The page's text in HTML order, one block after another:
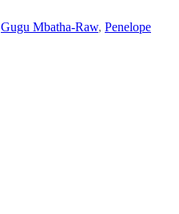
Gugu Mbatha-Raw, Penelope